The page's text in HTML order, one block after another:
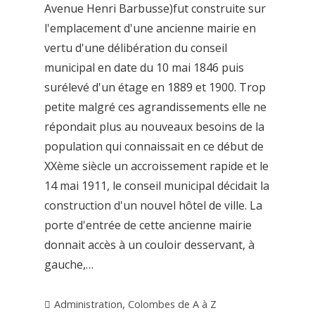
Avenue Henri Barbusse)fut construite sur
l'emplacement d'une ancienne mairie en
vertu d'une délibération du conseil
municipal en date du 10 mai 1846 puis
surélevé d'un étage en 1889 et 1900. Trop
petite malgré ces agrandissements elle ne
répondait plus au nouveaux besoins de la
population qui connaissait en ce début de
XXème siècle un accroissement rapide et le
14 mai 1911, le conseil municipal décidait la
construction d'un nouvel hôtel de ville. La
porte d'entrée de cette ancienne mairie
donnait accès à un couloir desservant, à
gauche,…
Administration, Colombes de A à Z